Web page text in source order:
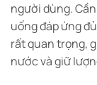
người dùng.
uống đáp ứng
rất quan trọng,
nước và giữ